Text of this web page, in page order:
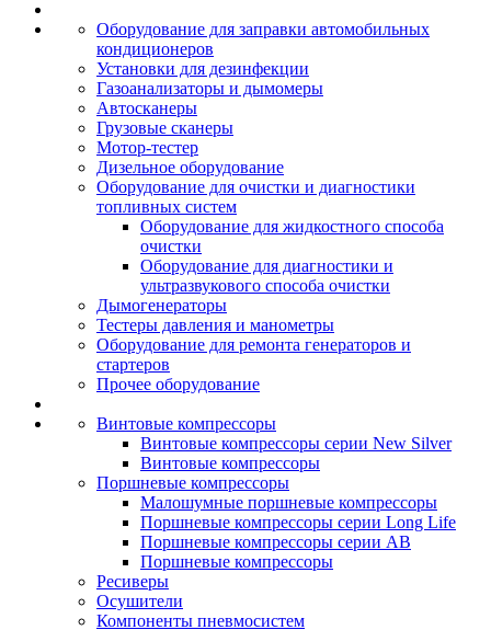
Оборудование для заправки автомобильных
кондиционеров
Установки для дезинфекции
Газоанализаторы и дымомеры
Автосканеры
Грузовые сканеры
Мотор-тестер
Дизельное оборудование
Оборудование для очистки и диагностики
топливных систем
Оборудование для жидкостного способа
очистки
Оборудование для диагностики и
ультразвукового способа очистки
Дымогенераторы
Тестеры давления и манометры
Оборудование для ремонта генераторов и
стартеров
Прочее оборудование
Винтовые компрессоры
Винтовые компрессоры серии New Silver
Винтовые компрессоры
Поршневые компрессоры
Малошумные поршневые компрессоры
Поршневые компрессоры серии Long Life
Поршневые компрессоры серии AB
Поршневые компрессоры
Ресиверы
Осушители
Компоненты пневмосистем